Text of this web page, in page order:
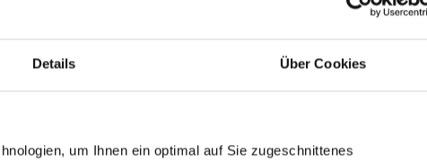
Details Über Cookies
um Ihnen ein optimal auf Sie zugeschnittenes